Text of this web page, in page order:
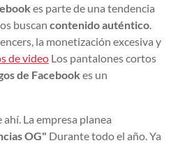
es parte de una tendencia
buscan contenido auténtico
la monetización excesiva y
de video Los pantalones cortos
de Facebook es un
La empresa planea
OG" Durante todo el año. Ya